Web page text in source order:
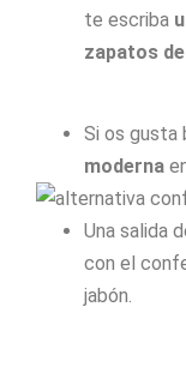
te escriba
zapatos
Si os gusta
moderna
Una salida
con el
jabón.